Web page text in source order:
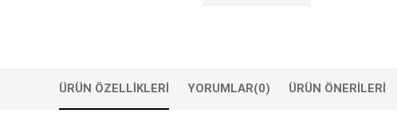
ÜRÜN ÖZELLIKLERI YORUMLAR(0) ÜRÜN ÖNERILERI